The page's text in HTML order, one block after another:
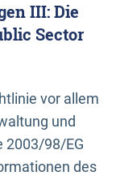
III: Die
Sector
vor allem
und
2003/98/EG
des